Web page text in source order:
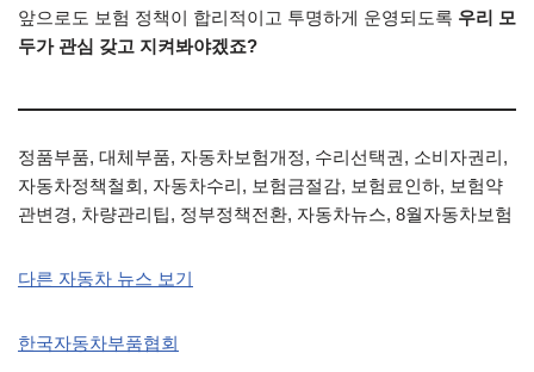
앞으로도 보험 정책이 합리적이고 투명하게 운영되도록 우리 모
두가 관심 갖고 지켜봐야겠죠?
정품부품, 대체부품, 자동차보험개정, 수리선택권, 소비자권리,
자동차정책철회, 자동차수리, 보험금절감, 보험료인하, 보험약
관변경, 차량관리팁, 정부정책전환, 자동차뉴스, 8월자동차보험
다른 자동차 뉴스 보기
한국자동차부품협회